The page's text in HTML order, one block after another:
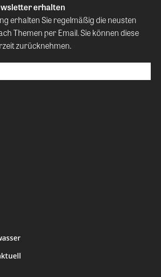
erhalten
erhalten Sie regelmäßig die neusten
Themen per Email. Sie können diese
zurücknehmen.